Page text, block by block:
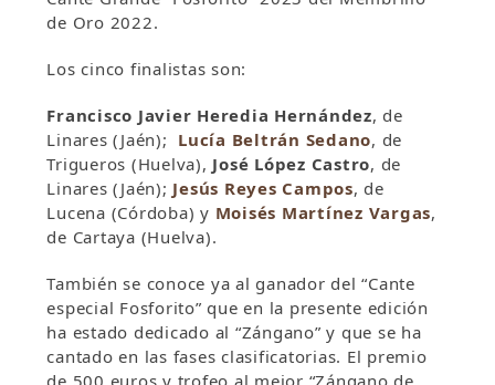
de Oro 2022.
Los cinco finalistas son:
Francisco Javier Heredia Hernández, de
Linares (Jaén); Lucía Beltrán Sedano, de
Trigueros (Huelva), José López Castro, de
Linares (Jaén); Jesús Reyes Campos, de
Lucena (Córdoba) y Moisés Martínez Vargas,
de Cartaya (Huelva).
También se conoce ya al ganador del “Cante
especial Fosforito” que en la presente edición
ha estado dedicado al “Zángano” y que se ha
cantado en las fases clasificatorias. El premio